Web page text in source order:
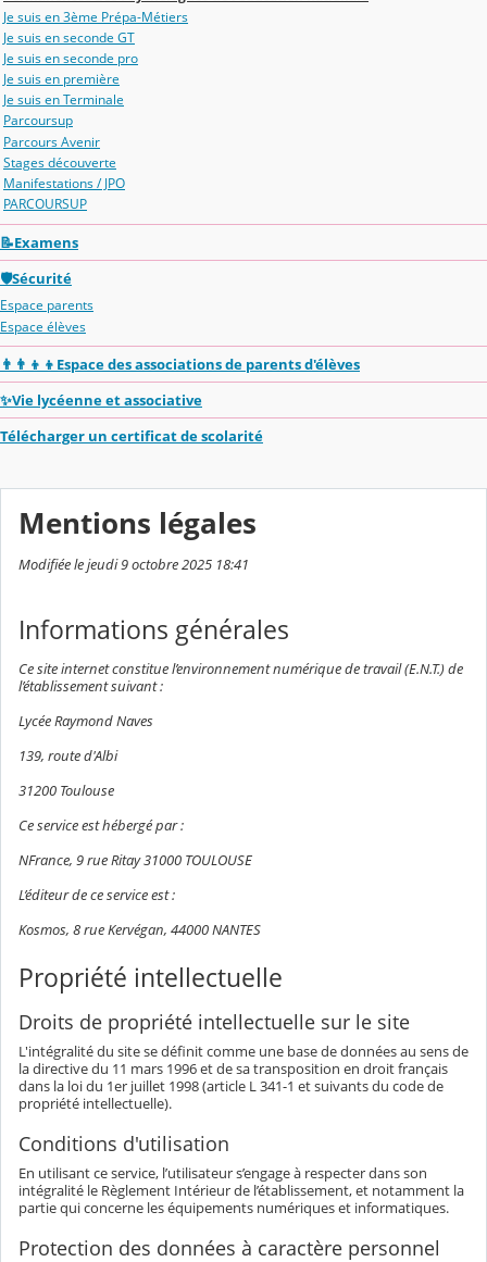
Je suis en 3ème Prépa-Métiers
Je suis en seconde GT
Je suis en seconde pro
Je suis en première
Je suis en Terminale
Parcoursup
Parcours Avenir
Stages découverte
Manifestations / JPO
PARCOURSUP
📝Examens
🛡️Sécurité
Espace parents
Espace élèves
👨‍👨‍👦‍👦Espace des associations de parents d'élèves
✨Vie lycéenne et associative
Télécharger un certificat de scolarité
Mentions légales
Modifiée le jeudi 9 octobre 2025 18:41
Informations générales
Ce site internet constitue l’environnement numérique de travail (E.N.T.) de
l’établissement suivant :
Lycée Raymond Naves
139, route d'Albi
31200 Toulouse
Ce service est hébergé par :
NFrance, 9 rue Ritay 31000 TOULOUSE
L’éditeur de ce service est :
Kosmos, 8 rue Kervégan, 44000 NANTES
Propriété intellectuelle
Droits de propriété intellectuelle sur le site
L'intégralité du site se définit comme une base de données au sens de
la directive du 11 mars 1996 et de sa transposition en droit français
dans la loi du 1er juillet 1998 (article L 341-1 et suivants du code de
propriété intellectuelle).
Conditions d'utilisation
En utilisant ce service, l’utilisateur s’engage à respecter dans son
intégralité le Règlement Intérieur de l’établissement, et notamment la
partie qui concerne les équipements numériques et informatiques.
Protection des données à caractère personnel